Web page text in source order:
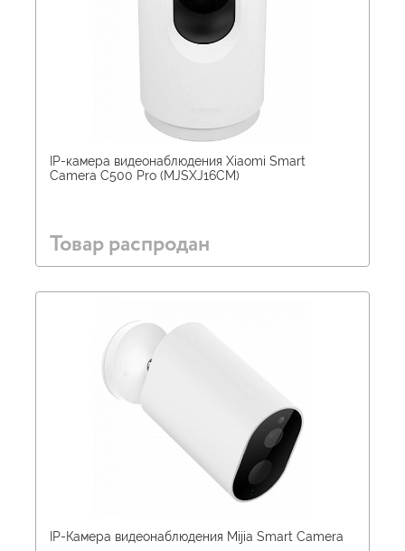
IP-камера видеонаблюдения Xiaomi Smart
Camera C500 Pro (MJSXJ16CM)
Товар распродан
IP-Камера видеонаблюдения Mijia Smart Camera